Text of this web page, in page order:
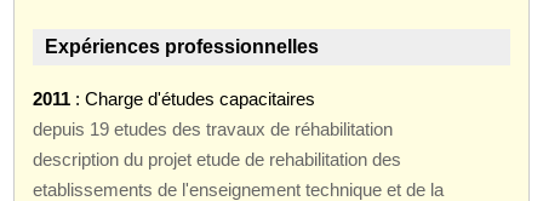
Expériences professionnelles
2011 : Charge d'études capacitaires
depuis 19 etudes des travaux de réhabilitation
description du projet etude de rehabilitation des
etablissements de l'enseignement technique et de la